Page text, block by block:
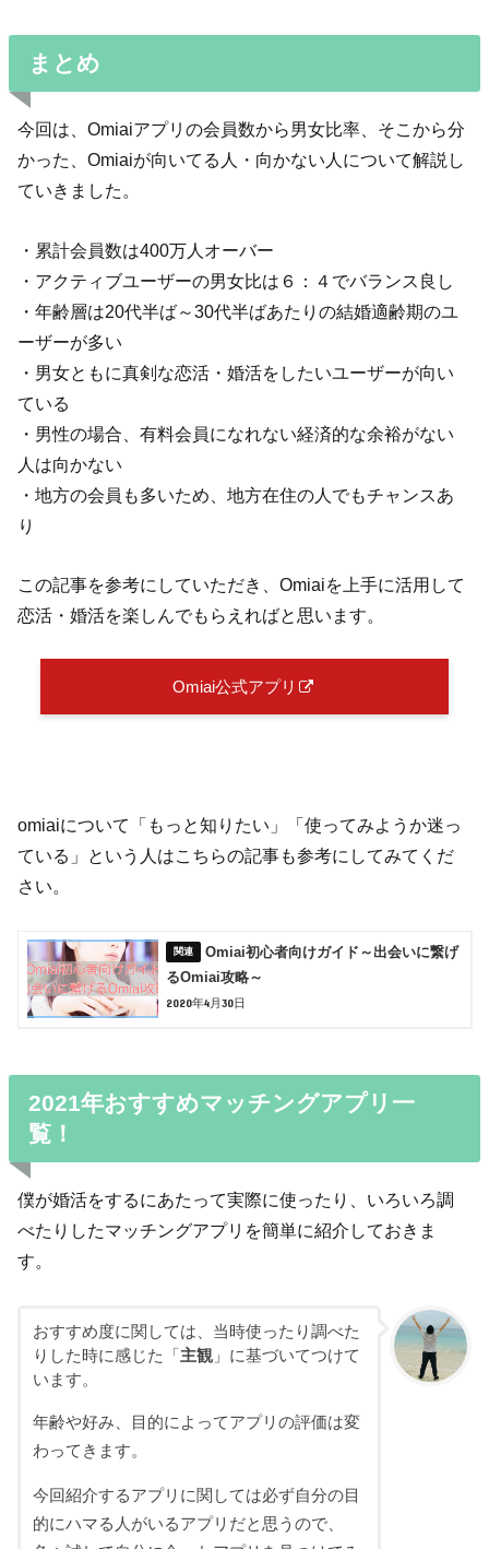
まとめ
今回は、Omiaiアプリの会員数から男女比率、そこから分
かった、Omiaiが向いてる人・向かない人について解説し
ていきました。
・累計会員数は400万人オーバー
・アクティブユーザーの男女比は６：４でバランス良し
・年齢層は20代半ば～30代半ばあたりの結婚適齢期のユ
ーザーが多い
・男女ともに真剣な恋活・婚活をしたいユーザーが向い
ている
・男性の場合、有料会員になれない経済的な余裕がない
人は向かない
・地方の会員も多いため、地方在住の人でもチャンスあ
り
この記事を参考にしていただき、Omiaiを上手に活用して
恋活・婚活を楽しんでもらえればと思います。
Omiai公式アプリ
omiaiについて「もっと知りたい」「使ってみようか迷っ
ている」という人はこちらの記事も参考にしてみてくだ
さい。
Omiai初心者向けガイド～出会いに繋げ
るOmiai攻略～
2020年4月30日
2021年おすすめマッチングアプリ一
覧！
僕が婚活をするにあたって実際に使ったり、いろいろ調
べたりしたマッチングアプリを簡単に紹介しておきま
す。
おすすめ度に関しては、当時使ったり調べた
りした時に感じた「 主観」に基づいてつけて
います。
年齢や好み、目的によってアプリの評価は変
わってきます。
今回紹介するアプリに関しては必ず自分の目
的にハマる人がいるアプリだと思うので、